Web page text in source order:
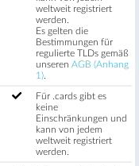
weltweit registriert
werden.
Es gelten die
Bestimmungen für
regulierte TLDs gemäß
unseren AGB (Anhang
1)
Für .cards gibt es
keine
Einschränkungen und
kann von jedem
weltweit registriert
werden.